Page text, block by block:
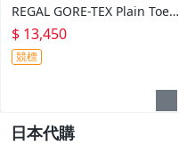
REGAL GORE-TEX Plain Toe S
hoes
$ 13,450
競標
日本代購